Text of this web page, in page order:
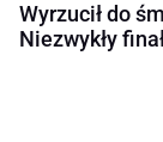
Wyrzucił do
Niezwykły